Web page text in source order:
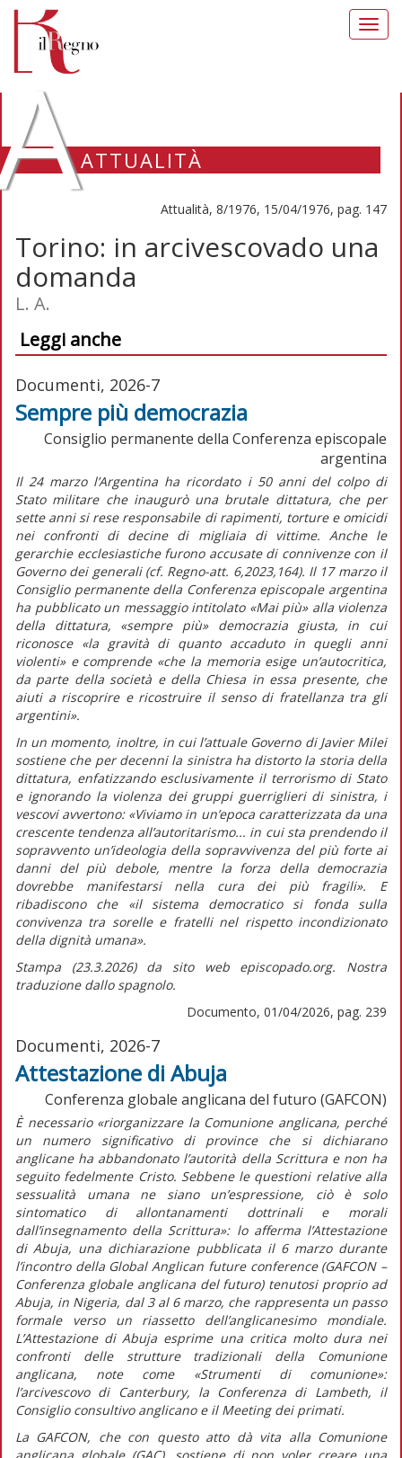
ATTUALITÀ
Attualità, 8/1976, 15/04/1976, pag. 147
Torino: in arcivescovado una
domanda
L. A.
Leggi anche
Documenti, 2026-7
Sempre più democrazia
Consiglio permanente della Conferenza episcopale
argentina
Il 24 marzo l’Argentina ha ricordato i 50 anni del colpo di
Stato militare che inaugurò una brutale dittatura, che per
sette anni si rese responsabile di rapimenti, torture e omicidi
nei confronti di decine di migliaia di vittime. Anche le
gerarchie ecclesiastiche furono accusate di connivenze con il
Governo dei generali (cf. Regno-att. 6,2023,164). Il 17 marzo il
Consiglio permanente della Conferenza episcopale argentina
ha pubblicato un messaggio intitolato «Mai più» alla violenza
della dittatura, «sempre più» democrazia giusta, in cui
riconosce «la gravità di quanto accaduto in quegli anni
violenti» e comprende «che la memoria esige un’autocritica,
da parte della società e della Chiesa in essa presente, che
aiuti a riscoprire e ricostruire il senso di fratellanza tra gli
argentini».
In un momento, inoltre, in cui l’attuale Governo di Javier Milei
sostiene che per decenni la sinistra ha distorto la storia della
dittatura, enfatizzando esclusivamente il terrorismo di Stato
e ignorando la violenza dei gruppi guerriglieri di sinistra, i
vescovi avvertono: «Viviamo in un’epoca caratterizzata da una
crescente tendenza all’autoritarismo... in cui sta prendendo il
sopravvento un’ideologia della sopravvivenza del più forte ai
danni del più debole, mentre la forza della democrazia
dovrebbe manifestarsi nella cura dei più fragili». E
ribadiscono che «il sistema democratico si fonda sulla
convivenza tra sorelle e fratelli nel rispetto incondizionato
della dignità umana».
Stampa (23.3.2026) da sito web episcopado.org. Nostra
traduzione dallo spagnolo.
Documento, 01/04/2026, pag. 239
Documenti, 2026-7
Attestazione di Abuja
Conferenza globale anglicana del futuro (GAFCON)
È necessario «riorganizzare la Comunione anglicana, perché
un numero significativo di province che si dichiarano
anglicane ha abbandonato l’autorità della Scrittura e non ha
seguito fedelmente Cristo. Sebbene le questioni relative alla
sessualità umana ne siano un’espressione, ciò è solo
sintomatico di allontanamenti dottrinali e morali
dall’insegnamento della Scrittura»: lo afferma l’Attestazione
di Abuja, una dichiarazione pubblicata il 6 marzo durante
l’incontro della Global Anglican future conference (GAFCON –
Conferenza globale anglicana del futuro) tenutosi proprio ad
Abuja, in Nigeria, dal 3 al 6 marzo, che rappresenta un passo
formale verso un riassetto dell’anglicanesimo mondiale.
L’Attestazione di Abuja esprime una critica molto dura nei
confronti delle strutture tradizionali della Comunione
anglicana, note come «Strumenti di comunione»:
l’arcivescovo di Canterbury, la Conferenza di Lambeth, il
Consiglio consultivo anglicano e il Meeting dei primati.
La GAFCON, che con questo atto dà vita alla Comunione